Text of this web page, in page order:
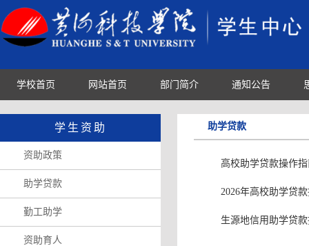
学校首页 网站首页 部门简介 通知公告
学生资助
资助政策
助学贷款
勤工助学
资助育人
助学贷款
高校助学贷款操作
2026年高校助学贷
生源地信用助学贷